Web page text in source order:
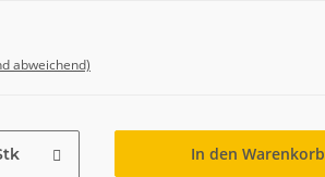
abweichend)
In den Warenkorb